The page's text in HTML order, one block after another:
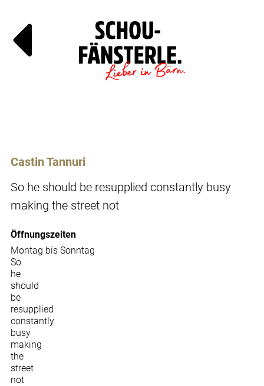
Castin Tannuri
So he should be resupplied constantly busy
making the street not
Öffnungszeiten
Montag bis Sonntag
So
he
should
be
resupplied
constantly
busy
making
the
street
not